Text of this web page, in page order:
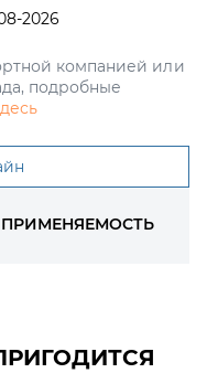
2026
компанией или
подробные
ПРИМЕНЯЕМОСТЬ